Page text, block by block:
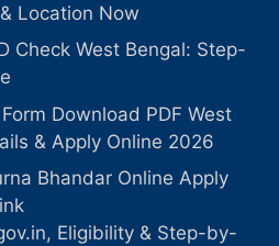
Location Now
Check West Bengal: Step-
Download PDF West
& Apply Online 2026
Bhandar Online Apply
Eligibility & Step-by-